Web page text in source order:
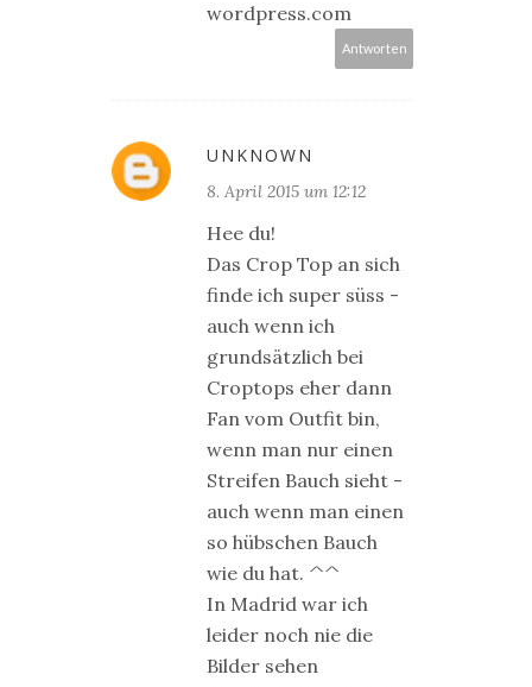
wordpress.com
Antworten
UNKNOWN
8. April 2015 um 12:12
Hee du!
Das Crop Top an sich
finde ich super süss -
auch wenn ich
grundsätzlich bei
Croptops eher dann
Fan vom Outfit bin,
wenn man nur einen
Streifen Bauch sieht -
auch wenn man einen
so hübschen Bauch
wie du hat. ^^
In Madrid war ich
leider noch nie die
Bilder sehen